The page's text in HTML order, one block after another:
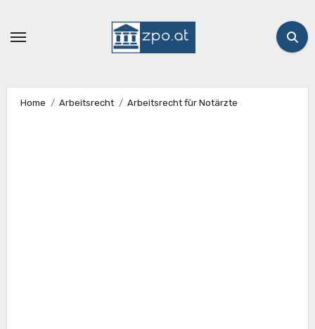
Home Arbeitsrecht Arbeitsrecht für Notärzte